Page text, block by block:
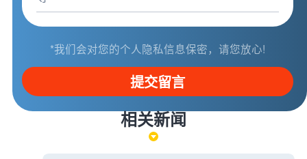
*我们会对您的个人隐私信息保密，请您放心!
提交留言
相关新闻